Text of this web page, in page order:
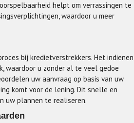
helpt om verrassingen te
waardoor u meer
bij kredietverstrekkers. Het indienen
waardoor u zonder al te veel gedoe
uw aanvraag op basis van uw
komt voor de lening. Dit snelle en
uw plannen te realiseren.